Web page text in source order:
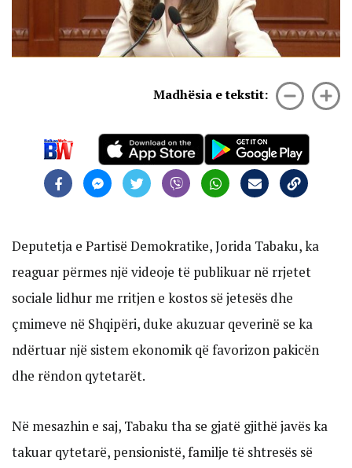
Madhësia e tekstit:
Deputetja e Partisë Demokratike, Jorida Tabaku, ka
reaguar përmes një videoje të publikuar në rrjetet
sociale lidhur me rritjen e kostos së jetesës dhe
çmimeve në Shqipëri, duke akuzuar qeverinë se ka
ndërtuar një sistem ekonomik që favorizon pakicën
dhe rëndon qytetarët.
Në mesazhin e saj, Tabaku tha se gjatë gjithë javës ka
takuar qytetarë, pensionistë, familje të shtresës së